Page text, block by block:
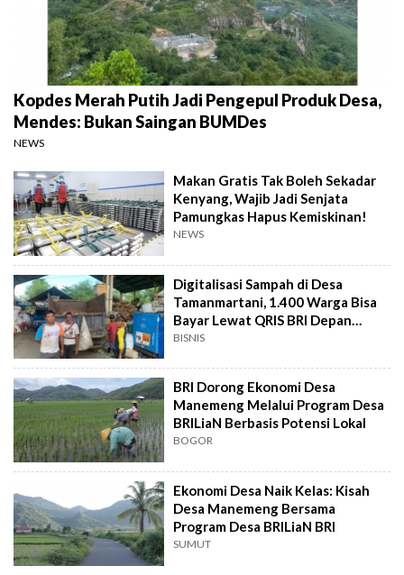
Kopdes Merah Putih Jadi Pengepul Produk Desa,
Mendes: Bukan Saingan BUMDes
NEWS
Makan Gratis Tak Boleh Sekadar
Kenyang, Wajib Jadi Senjata
Pamungkas Hapus Kemiskinan!
NEWS
Digitalisasi Sampah di Desa
Tamanmartani, 1.400 Warga Bisa
Bayar Lewat QRIS BRI Depan
Rumah
BISNIS
BRI Dorong Ekonomi Desa
Manemeng Melalui Program Desa
BRILiaN Berbasis Potensi Lokal
BOGOR
Ekonomi Desa Naik Kelas: Kisah
Desa Manemeng Bersama
Program Desa BRILiaN BRI
SUMUT